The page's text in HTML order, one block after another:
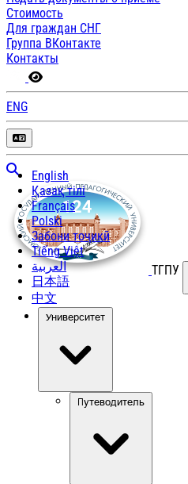
Стоимость
Для граждан СНГ
Группа ВКонтакте
Контакты
ENG
English
Қазақ тілі
Français
Polski
Забони тоҷикӣ
Tiếng Việt
العربية
日本語
中文
ТГПУ
Университет
Путеводитель